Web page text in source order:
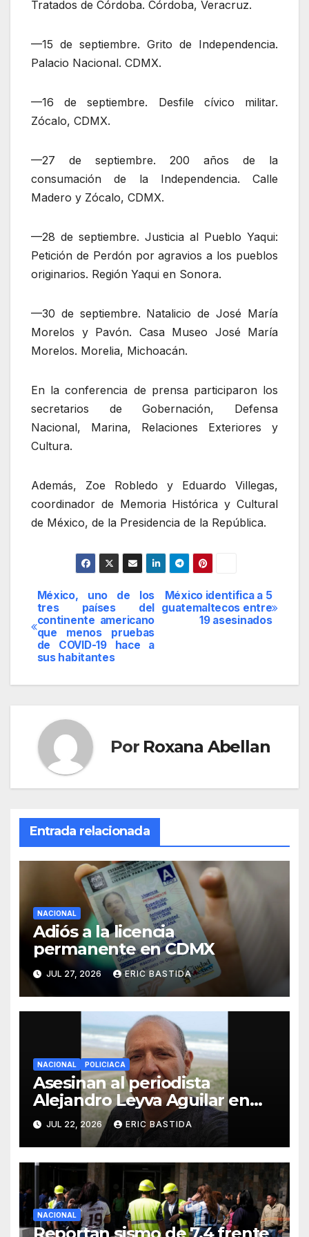
Tratados de Córdoba. Córdoba, Veracruz.
—15 de septiembre. Grito de Independencia.
Palacio Nacional. CDMX.
—16 de septiembre. Desfile cívico militar.
Zócalo, CDMX.
—27 de septiembre. 200 años de la
consumación de la Independencia. Calle
Madero y Zócalo, CDMX.
—28 de septiembre. Justicia al Pueblo Yaqui:
Petición de Perdón por agravios a los pueblos
originarios. Región Yaqui en Sonora.
—30 de septiembre. Natalicio de José María
Morelos y Pavón. Casa Museo José María
Morelos. Morelia, Michoacán.
En la conferencia de prensa participaron los
secretarios de Gobernación, Defensa
Nacional, Marina, Relaciones Exteriores y
Cultura.
Además, Zoe Robledo y Eduardo Villegas,
coordinador de Memoria Histórica y Cultural
de México, de la Presidencia de la República.
Navegación
de
entradas
México identifica a 5
guatemaltecos entre
19 asesinados
México, uno de los
tres países del
continente americano
que menos pruebas
de COVID-19 hace a
sus habitantes
Por Roxana Abellan
Entrada relacionada
NACIONAL
Adiós a la licencia
permanente en CDMX
JUL 27, 2026 ERIC BASTIDA
NACIONAL POLICIACA
Asesinan al periodista
Alejandro Leyva Aguilar en
Oaxaca mientras desayunaba
JUL 22, 2026 ERIC BASTIDA
NACIONAL